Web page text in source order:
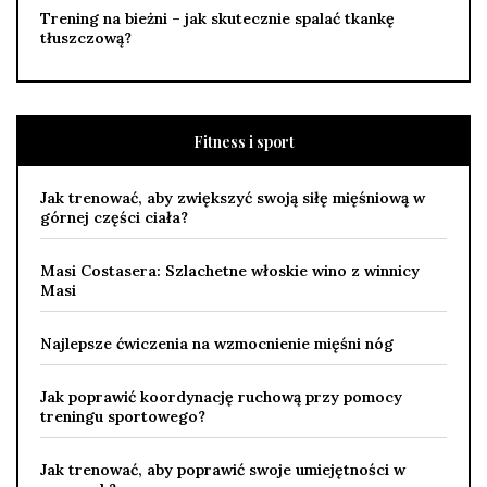
Trening na bieżni – jak skutecznie spalać tkankę
tłuszczową?
Fitness i sport
Jak trenować, aby zwiększyć swoją siłę mięśniową w
górnej części ciała?
Masi Costasera: Szlachetne włoskie wino z winnicy
Masi
Najlepsze ćwiczenia na wzmocnienie mięśni nóg
Jak poprawić koordynację ruchową przy pomocy
treningu sportowego?
Jak trenować, aby poprawić swoje umiejętności w